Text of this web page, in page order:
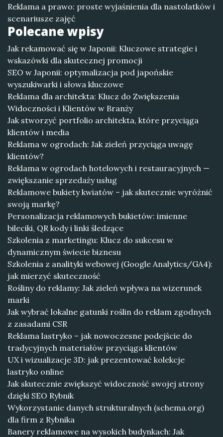
Reklama a prawo: proste wyjaśnienia dla nastolatków i
scenariusze zajęć
Polecane wpisy
Jak rekamować się w Japonii: Kluczowe strategie i
wskazówki dla skutecznej promocji
SEO w Japonii: optymalizacja pod japońskie
wyszukiwarki i słowa kluczowe
Reklama dla architekta: Klucz do Zwiększenia
Widoczności i Klientów w Branży
Jak stworzyć portfolio architekta, które przyciąga
klientów i media
Reklama w ogrodach: Jak zieleń przyciąga uwagę
klientów?
Reklama w ogrodach hotelowych i restauracyjnych —
zwiększanie sprzedaży usług
Reklamowe bukiety kwiatów – jak skutecznie wyróżnić
swoją markę?
Personalizacja reklamowych bukietów: imienne
bileciki, QR kody i linki śledzące
Szkolenia z marketingu: Klucz do sukcesu w
dynamicznym świecie biznesu
Szkolenia z analityki webowej (Google Analytics/GA4):
jak mierzyć skuteczność
Rośliny do reklamy: Jak zieleń wpływa na wizerunek
marki
Jak wybrać lokalne gatunki roślin do reklam zgodnych
z zasadami CSR
Reklama lastryko – jak nowoczesne podejście do
tradycyjnych materiałów przyciąga klientów
UX i wizualizacje 3D: jak prezentować kolekcje
lastryko online
Jak skutecznie zwiększyć widoczność swojej strony
dzięki SEO Rybnik
Wykorzystanie danych strukturalnych (schema.org)
dla firm z Rybnika
Banery reklamowe na wysokich budynkach: Jak